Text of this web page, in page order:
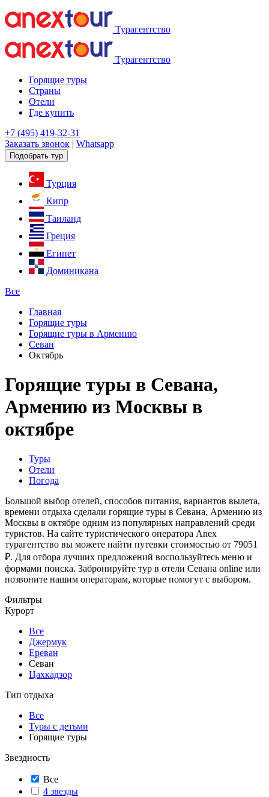
Турагентство
Турагентство
Горящие туры
Страны
Отели
Где купить
+7 (495) 419-32-31
Заказать звонок | Whatsapp
Подобрать тур
Турция
Кипр
Таиланд
Греция
Египет
Доминикана
Все
Главная
Горящие туры
Горящие туры в Армению
Севан
Октябрь
Горящие туры в Севана,
Армению из Москвы в
октябре
Туры
Отели
Погода
Большой выбор отелей, способов питания, вариантов вылета,
времени отдыха сделали горящие туры в Севана, Армению из
Москвы в октябре одним из популярных направлений среди
туристов. На сайте туристического оператора Anex
турагентство вы можете найти путевки стоимостью от 79051
₽. Для отбора лучших предложений воспользуйтесь меню и
формами поиска. Забронируйте тур в отели Севана online или
позвоните нашим операторам, которые помогут с выбором.
Фильтры
Курорт
Все
Джермук
Ереван
Севан
Цахкадзор
Тип отдыха
Все
Туры с детьми
Горящие туры
Звездность
Все
4 звезды